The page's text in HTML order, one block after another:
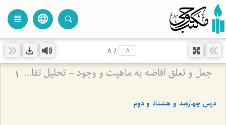
language
view_headline
/
8
جعل و تعلق افاضه به ماهیت و وجود - تحلیل تفاوت جعل بسیط و مرکب در تصور و تصدیق 1
درس چهارصد و هشتاد و دوم